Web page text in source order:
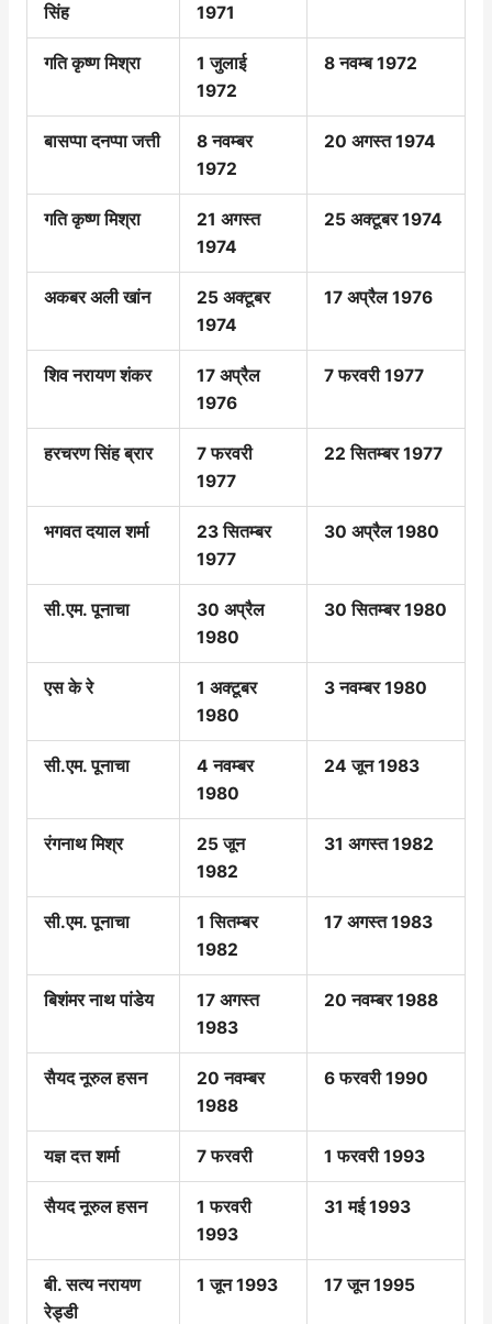
सिंह
1971
गति कृष्ण मिश्रा
1 जुलाई
1972
8 नवम्ब 1972
बासप्पा दनप्पा जत्ती
8 नवम्बर
1972
20 अगस्त 1974
गति कृष्ण मिश्रा
21 अगस्त
1974
25 अक्टूबर 1974
अकबर अली खांन
25 अक्टूबर
1974
17 अप्रैल 1976
शिव नरायण शंकर
17 अप्रैल
1976
7 फरवरी 1977
हरचरण सिंह ब्रार
7 फरवरी
1977
22 सितम्बर 1977
भगवत दयाल शर्मा
23 सितम्बर
1977
30 अप्रैल 1980
सी.एम. पूनाचा
30 अप्रैल
1980
30 सितम्बर 1980
एस के रे
1 अक्टूबर
1980
3 नवम्बर 1980
सी.एम. पूनाचा
4 नवम्बर
1980
24 जून 1983
रंगनाथ मिश्र
25 जून
1982
31 अगस्त 1982
सी.एम. पूनाचा
1 सितम्बर
1982
17 अगस्त 1983
बिशंमर नाथ पांडेय
17 अगस्त
1983
20 नवम्बर 1988
सैयद नूरुल हसन
20 नवम्बर
1988
6 फरवरी 1990
यज्ञ दत्त शर्मा 7 फरवरी 1 फरवरी 1993
सैयद नूरुल हसन
1 फरवरी
1993
31 मई 1993
बी. सत्य नरायण
रेड्डी
1 जून 1993 17 जून 1995